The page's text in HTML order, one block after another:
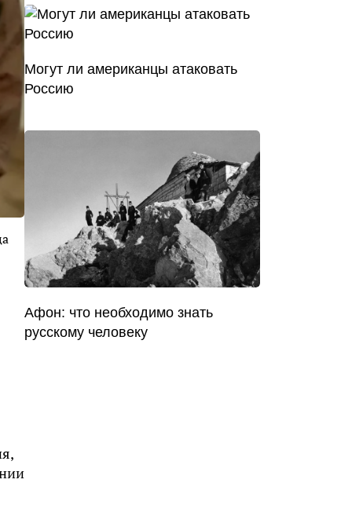
Могут ли американцы атаковать
Россию
Афон: что необходимо знать
русскому человеку